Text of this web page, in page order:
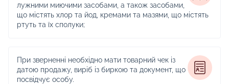
лужними миючими засобами, а також засобами,
що містять хлор та йод, кремами та мазями, що містять
ртуть та їх сполуки;
При зверненні необхідно мати товарний чек із
датою продажу, виріб із биркою та документ, що
посвідчує особу.